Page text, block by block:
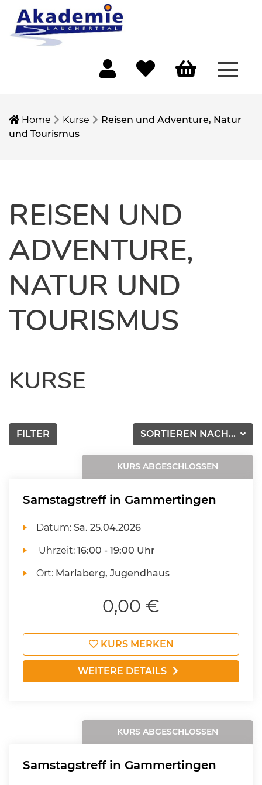
Home Kurse
Reisen und Adventure, Natur
und Tourismus
REISEN UND
ADVENTURE,
NATUR UND
TOURISMUS
KURSE
SORTIEREN NACH...
FILTER
KURS ABGESCHLOSSEN
Samstagstreff in Gammertingen
Datum:Sa. 25.04.2026
Uhrzeit:16:00 - 19:00 Uhr
Ort: Mariaberg, Jugendhaus
0,00 €
KURS MERKEN
WEITERE DETAILS
KURS ABGESCHLOSSEN
Samstagstreff in Gammertingen